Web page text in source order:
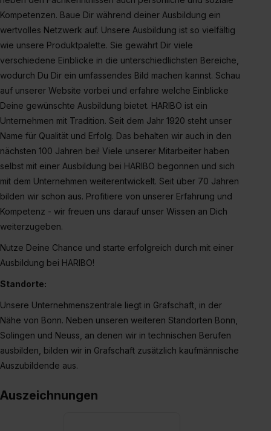
erlauben“. Die Einwilligung zur Platzierung von Cookies
der Kategorien „Präferenzen“, „Statistiken“ und „Social
Media und Marketing“ umfasst hierbei die Einwilligung
zur Übermittlung deiner Daten in die USA (Art. 49 Abs. 1
S. 1 lit. a) DS-GVO). Die USA verfügen über kein
Wirkung für die Zukunft ganz oder teilweise über unsere
Einstellungen“ widerrufen. Weitere Informationen zu den
einzelnen Cookies findest du durch Klick auf „Details
zeigen“. Weitere Informationen:Datenschutzerklärung
Impressum.
Kompetenzen. Baue Dir während deiner Ausbildung ein
wertvolles Netzwerk auf. Unsere Ausbildung ist so vielfältig
wie unsere Produktpalette. Sie gewährt Dir viele
verschiedene Einblicke in die unterschiedlichsten Bereiche,
wodurch Du Dir ein umfassendes Bild machen kannst. Schau
auf unserer Website vorbei und erfahre welche Einblicke
Deine gewünschte Ausbildung bietet. HARIBO ist ein
Unternehmen mit Tradition. Seit dem Jahr 1920 steht unser
Name für Qualität und Erfolg. Das behalten wir auch in den
nächsten 100 Jahren bei! Viele unserer Mitarbeiter haben
selbst mit einer Ausbildung bei HARIBO begonnen und sich
mit dem Unternehmen weiterentwickelt. Seit über 70 Jahren
bilden wir schon aus. Profitiere von unserer Erfahrung und
Kompetenz - wir freuen uns darauf unser Wissen an Dich
weiterzugeben.
Nutze Deine Chance und starte erfolgreich durch mit einer
Ausbildung bei HARIBO!
Standorte:
Unsere Unternehmenszentrale liegt in Grafschaft, in der
Nähe von Bonn. Neben unseren weiteren Standorten Bonn,
Solingen und Neuss, an denen wir in technischen Berufen
ausbilden, bilden wir in Grafschaft zusätzlich kaufmännische
Auszubildende aus.
Auszeichnungen